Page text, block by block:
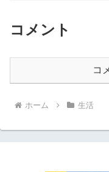
コメント
コ
ホーム 生活